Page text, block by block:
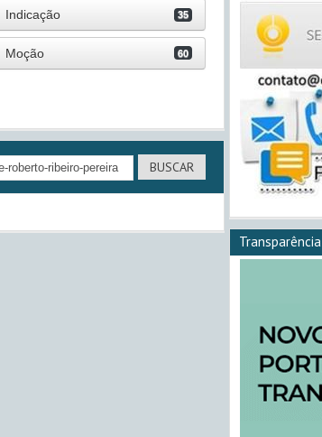
Indicação 35
Moção 60
Transparência